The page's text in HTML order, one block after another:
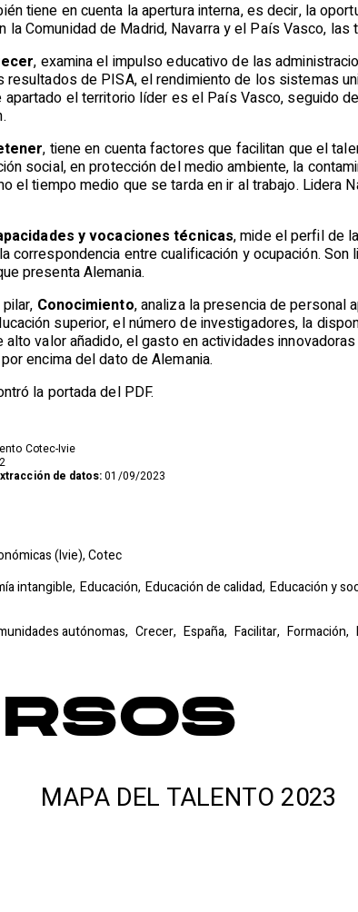
tiene en cuenta la apertura interna, es decir, la
la Comunidad de Madrid, Navarra y el País Vasco, las
, examina el impulso educativo de las
resultados de PISA, el rendimiento de los sistemas
el territorio líder es el País Vasco, seguido
, tiene en cuenta factores que facilitan que el
social, en protección del medio ambiente, la
el tiempo medio que se tarda en ir al trabajo. Lidera
y vocaciones técnicas, mide el perfil de
correspondencia entre cualificación y ocupación.
presenta Alemania.
Conocimiento, analiza la presencia de personal
superior, el número de investigadores, la
alto valor añadido, el gasto en actividades
encima del dato de Alemania.
la portada del PDF.
Cotec-Ivie
de datos:01/09/2023
(Ivie), Cotec
intangible, Educación, Educación de calidad, Educación y
autónomas, Crecer, España, Facilitar, Formación,
MAPA DEL TALENTO 2023